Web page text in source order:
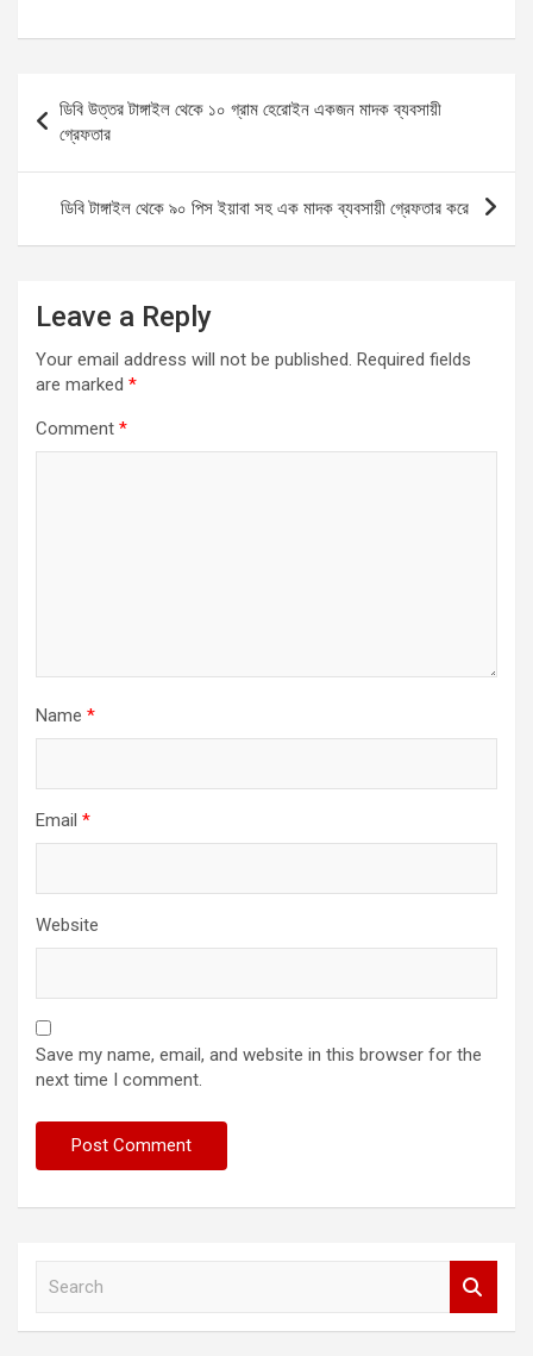
ce
b
o
o
k
ail at
A
p
p
se
g
er
ar
navigation
ডিবি উত্তর টাঙ্গাইল থেকে ১০ গ্রাম হেরোইন একজন মাদক ব্যবসায়ী
গ্রেফতার
ডিবি টাঙ্গাইল থেকে ৯০ পিস ইয়াবা সহ এক মাদক ব্যবসায়ী গ্রেফতার করে
Leave a Reply
Your email address will not be published. Required fields
are marked *
Comment *
Name *
Email *
Website
Save my name, email, and website in this browser for the
next time I comment.